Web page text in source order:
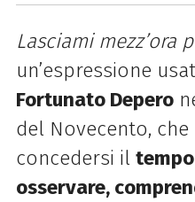
Lasciami mezz’ora
un’espressione
Fortunato Depero
del Novecento,
concedersi il
osservare,